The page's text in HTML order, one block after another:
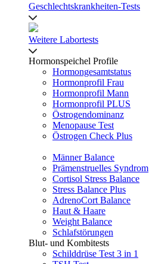
Geschlechtskrankheiten-Tests
Weitere Labortests
Hormonspeichel Profile
Hormongesamtstatus
Hormonprofil Frau
Hormonprofil Mann
Hormonprofil PLUS
Östrogendominanz
Menopause Test
Östrogen Check Plus
Männer Balance
Prämenstruelles Syndrom
Cortisol Stress Balance
Stress Balance Plus
AdrenoCort Balance
Haut & Haare
Weight Balance
Schlafstörungen
Blut- und Kombitests
Schilddrüse Test 3 in 1